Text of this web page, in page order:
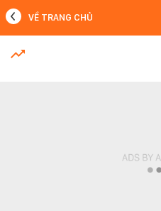
MỚI NHẤT
VỀ TRANG CHỦ